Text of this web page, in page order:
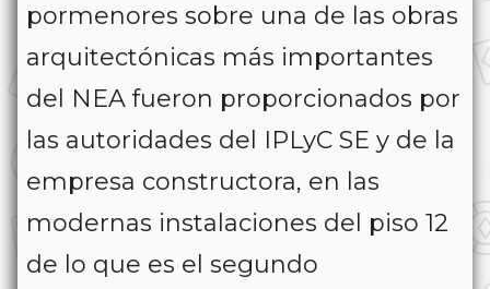
pormenores sobre una de las obras
arquitectónicas más importantes
del NEA fueron proporcionados por
las autoridades del IPLyC SE y de la
empresa constructora, en las
modernas instalaciones del piso 12
de lo que es el segundo